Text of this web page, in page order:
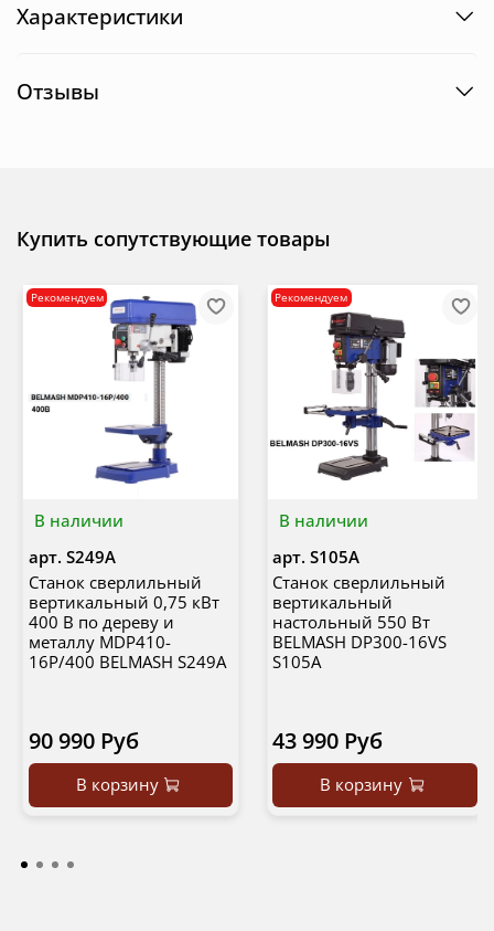
Характеристики
Отзывы
Купить сопутствующие товары
В наличии
Рекомендуем
арт. S249A
Станок сверлильный
вертикальный 0,75 кВт
400 В по дереву и
металлу MDP410-
16P/400 BELMASH S249A
90 990 Руб
В корзину
В наличии
Рекомендуем
арт. S105A
Станок сверлильный
вертикальный
настольный 550 Вт
BELMASH DP300-16VS
S105A
43 990 Руб
В корзину